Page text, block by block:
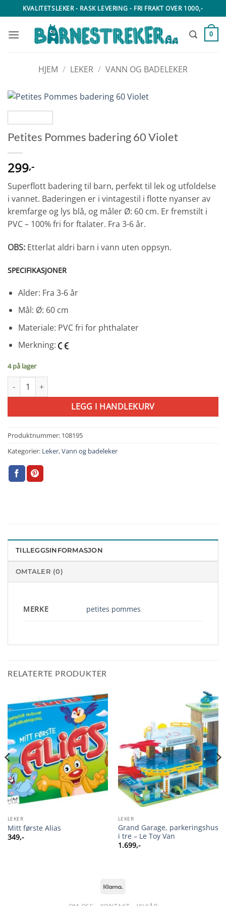
to
content
KVALITETSLEKER - RASK LEVERING - FRI FRAKT OVER 1000,-
0
HJEM / LEKER / VANN OG BADELEKER
Petites Pommes badering 60 Violet
299,-
Superflott badering til barn, perfekt til lek og utfoldelse
i vannet. Baderingen er i vintagestil i flotte nyanser av
kremfarge og lys blå, og måler Ø: 60 cm. Er fremstilt i
PVC – 100% fri for ftalater. Fra 3-6 år.
OBS: Etterlat aldri barn i vann uten oppsyn.
SPECIFIKASJONER
Alder: Fra 3-6 år
Mål: Ø: 60 cm
Materiale: PVC fri for phthalater
Merkning:
4 på lager
Petites Pommes badering 60 Violet antall
LEGG I HANDLEKURV
Produktnummer: 108195
Kategorier: Leker,Vann og badeleker
TILLEGGSINFORMASJON
OMTALER (0)
MERKE petites pommes
RELATERTE PRODUKTER
LEKER
Mitt første Alias
349,-
LEKER
Grand Garage, parkeringshus
i tre – Le Toy Van
1.699,-